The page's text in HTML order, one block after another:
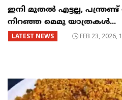
ഇനി മുതൽ എട്ടല്ല,
നിറഞ്ഞ മെമു യാത്രകൾ...
LATEST NEWS FEB 23, 2026,